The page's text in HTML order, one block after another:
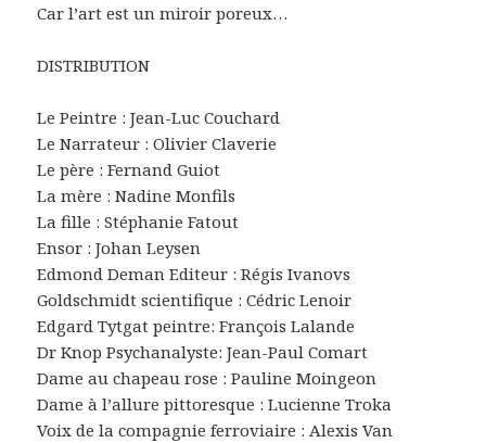
Car l’art est un miroir poreux…
DISTRIBUTION
Le Peintre : Jean-Luc Couchard
Le Narrateur : Olivier Claverie
Le père : Fernand Guiot
La mère : Nadine Monfils
La fille : Stéphanie Fatout
Ensor : Johan Leysen
Edmond Deman Editeur : Régis Ivanovs
Goldschmidt scientifique : Cédric Lenoir
Edgard Tytgat peintre: François Lalande
Dr Knop Psychanalyste: Jean-Paul Comart
Dame au chapeau rose : Pauline Moingeon
Dame à l’allure pittoresque : Lucienne Troka
Voix de la compagnie ferroviaire : Alexis Van